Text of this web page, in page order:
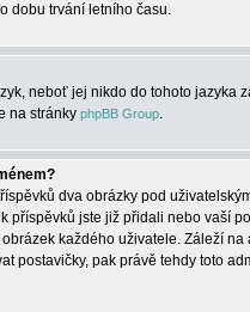
dobu trvání letního času.
neboť jej nikdo do tohoto jazyka
na stránky phpBB Group.
dva obrázky pod
příspěvků jste již přidali nebo vaší
každého uživatele. Záleží
postavičky, pak právě tehdy toto